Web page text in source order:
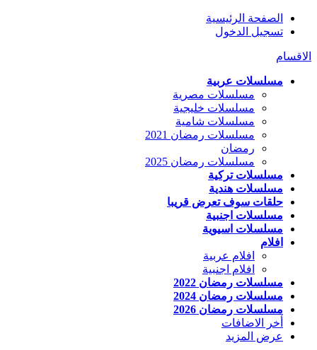
الصفحة الرئيسية
تسجيل الدخول
الاقسام
مسلسلات عربية
مسلسلات مصرية
مسلسلات خليجية
مسلسلات شامية
مسلسلات رمضان 2021
رمضان
مسلسلات رمضان 2025
مسلسلات تركية
مسلسلات هندية
حلقات سوف تعرض قريبا
مسلسلات اجنبية
مسلسلات اسيوية
افلام
افلام عربية
افلام اجنبية
مسلسلات رمضان 2022
مسلسلات رمضان 2024
مسلسلات رمضان 2026
أخر الاضافات
عرض المزيد